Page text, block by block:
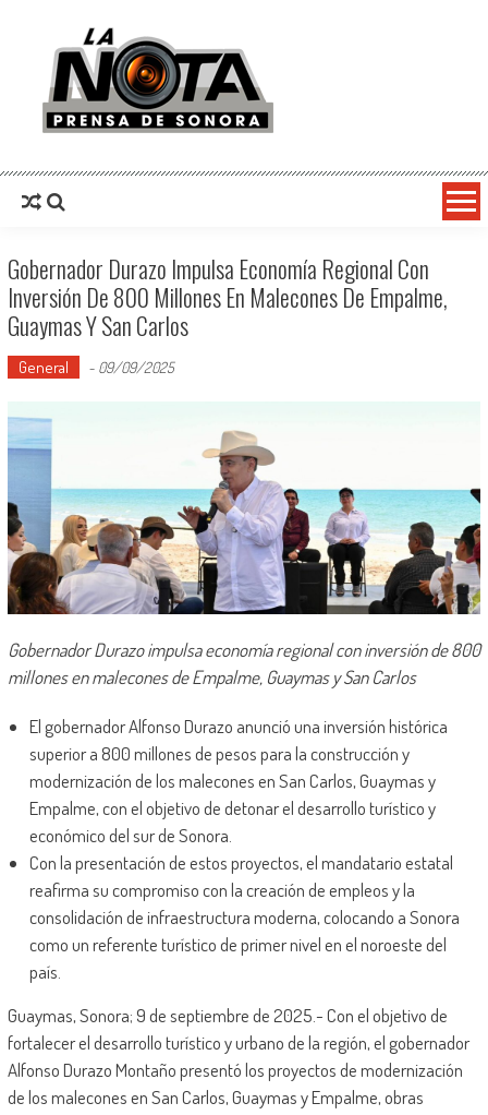
La Nota Prensa De Sonora
Gobernador Durazo Impulsa Economía Regional Con
Inversión De 800 Millones En Malecones De Empalme,
Guaymas Y San Carlos
General - 09/09/2025
Gobernador Durazo impulsa economía regional con inversión de 800
millones en malecones de Empalme, Guaymas y San Carlos
El gobernador Alfonso Durazo anunció una inversión histórica
superior a 800 millones de pesos para la construcción y
modernización de los malecones en San Carlos, Guaymas y
Empalme, con el objetivo de detonar el desarrollo turístico y
económico del sur de Sonora.
Con la presentación de estos proyectos, el mandatario estatal
reafirma su compromiso con la creación de empleos y la
consolidación de infraestructura moderna, colocando a Sonora
como un referente turístico de primer nivel en el noroeste del
país.
Guaymas, Sonora; 9 de septiembre de 2025.- Con el objetivo de
fortalecer el desarrollo turístico y urbano de la región, el gobernador
Alfonso Durazo Montaño presentó los proyectos de modernización
de los malecones en San Carlos, Guaymas y Empalme, obras